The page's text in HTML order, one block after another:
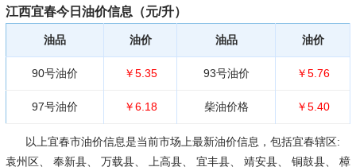
江西宜春今日油价信息（元/升）
油品 油价 油品 油价
90号油价 ￥5.35 93号油价 ￥5.76
97号油价 ￥6.18 柴油价格 ￥5.40
以上宜春市油价信息是当前市场上最新油价信息，包括宜春辖区:
袁州区、 奉新县、 万载县、 上高县、 宜丰县、 靖安县、 铜鼓县、 樟